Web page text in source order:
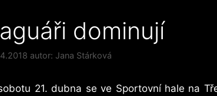
dominují
autor: Jana Stárková
21. dubna se ve Sportovní hale na